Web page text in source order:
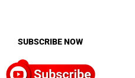
SUBSCRIBE NOW